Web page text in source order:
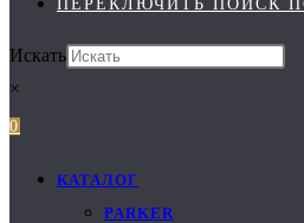
ПЕРЕКЛЮЧИТЬ ПОИСК
Искать
×
0
КАТАЛОГ
PARKER